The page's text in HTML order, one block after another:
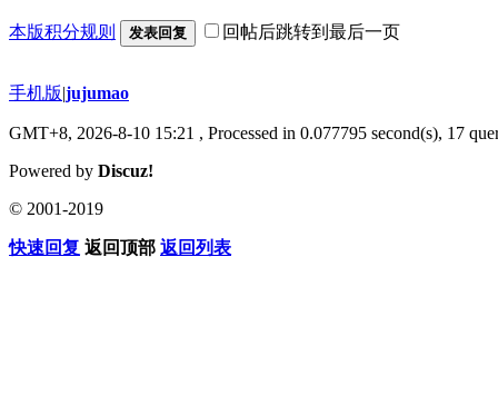
本版积分规则 发表回复 回帖后跳转到最后一页
手机版|jujumao
GMT+8, 2026-8-10 15:21 , Processed in 0.077795 second(s), 17
Powered by Discuz!
© 2001-2019
快速回复 返回顶部 返回列表